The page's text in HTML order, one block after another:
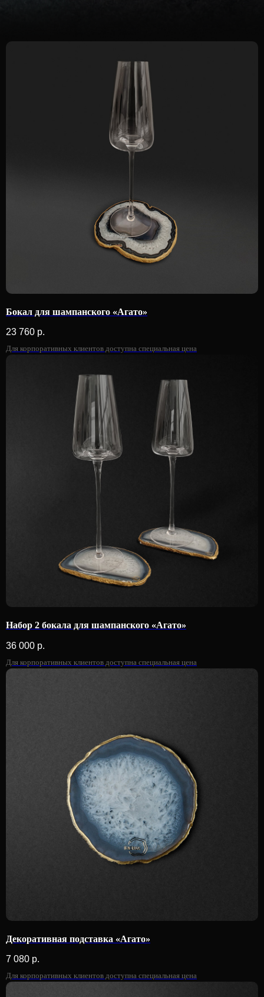
Бокал для шампанского «Агато»
23 760 р.
Для корпоративных клиентов доступна специальная цена
Набор 2 бокала для шампанского «Агато»
36 000 р.
Для корпоративных клиентов доступна специальная цена
Декоративная подставка «Агато»
7 080 р.
Для корпоративных клиентов доступна специальная цена